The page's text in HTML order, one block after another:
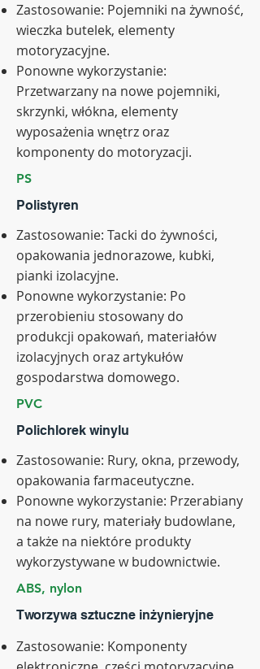
Zastosowanie: Pojemniki na żywność,
wieczka butelek, elementy
motoryzacyjne.
Ponowne wykorzystanie:
Przetwarzany na nowe pojemniki,
skrzynki, włókna, elementy
wyposażenia wnętrz oraz
komponenty do motoryzacji.
PS
Polistyren
Zastosowanie: Tacki do żywności,
opakowania jednorazowe, kubki,
pianki izolacyjne.
Ponowne wykorzystanie: Po
przerobieniu stosowany do
produkcji opakowań, materiałów
izolacyjnych oraz artykułów
gospodarstwa domowego.
PVC
Polichlorek winylu
Zastosowanie: Rury, okna, przewody,
opakowania farmaceutyczne.
Ponowne wykorzystanie: Przerabiany
na nowe rury, materiały budowlane,
a także na niektóre produkty
wykorzystywane w budownictwie.
ABS, nylon
Tworzywa sztuczne inżynieryjne
Zastosowanie: Komponenty